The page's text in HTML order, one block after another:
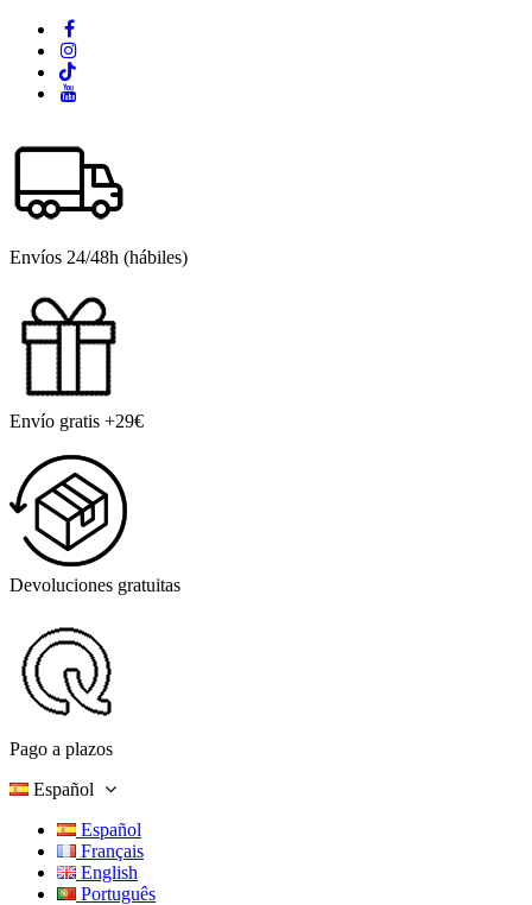
Envíos 24/48h (hábiles)
Envío gratis +29€
Devoluciones gratuitas
Pago a plazos
Español
Español
Français
English
Português